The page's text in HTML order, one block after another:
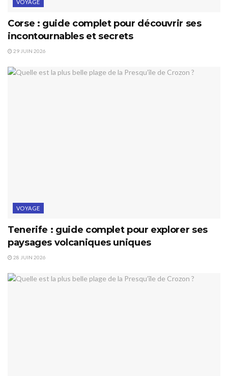
VOYAGE
Corse : guide complet pour découvrir ses
incontournables et secrets
29 JUIN 2026
VOYAGE
Tenerife : guide complet pour explorer ses
paysages volcaniques uniques
28 JUIN 2026